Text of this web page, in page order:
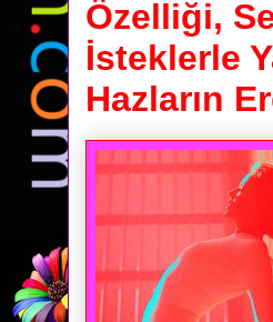
Özelliği,
İsteklerle
Hazların